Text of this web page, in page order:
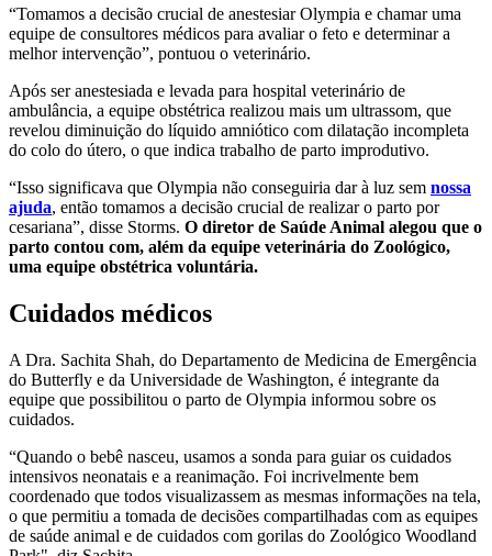
“Tomamos a decisão crucial de anestesiar Olympia e chamar uma
equipe de consultores médicos para avaliar o feto e determinar a
melhor intervenção”, pontuou o veterinário.
Após ser anestesiada e levada para hospital veterinário de
ambulância, a equipe obstétrica realizou mais um ultrassom, que
revelou diminuição do líquido amniótico com dilatação incompleta
do colo do útero, o que indica trabalho de parto improdutivo.
“Isso significava que Olympia não conseguiria dar à luz sem nossa
ajuda, então tomamos a decisão crucial de realizar o parto por
cesariana”, disse Storms. O diretor de Saúde Animal alegou que o
parto contou com, além da equipe veterinária do Zoológico,
uma equipe obstétrica voluntária.
Cuidados médicos
A Dra. Sachita Shah, do Departamento de Medicina de Emergência
do Butterfly e da Universidade de Washington, é integrante da
equipe que possibilitou o parto de Olympia informou sobre os
cuidados.
“Quando o bebê nasceu, usamos a sonda para guiar os cuidados
intensivos neonatais e a reanimação. Foi incrivelmente bem
coordenado que todos visualizassem as mesmas informações na tela,
o que permitiu a tomada de decisões compartilhadas com as equipes
de saúde animal e de cuidados com gorilas do Zoológico Woodland